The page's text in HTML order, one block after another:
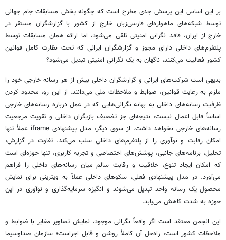
بر این اساس این پرسش جدی مطرح است که چگونه پخش مسابقات جام جهانی
توسط شبکه‌های ماهواره‌ای فارسی‌زبان خارج از کشور با گزارشگران مستقر در
خارج از ایران، فاقد نگرانی امنیتی تلقی می‌شود، اما ارائه همان مسابقات توسط
پلتفرم‌های داخلی دارای مجوز و گزارشگران ایرانی که تحت نظارت کامل قوانین
کشور فعالیت می‌کنند، ناگهان به یک نگرانی امنیتی تبدیل می‌شود؟
بدیهی است شرکت‌های ایرانی و گزارشگران داخلی بیش از هر رسانه خارجی خود را
ملزم به رعایت قوانین، ضوابط و ملاحظات ملی می‌دانند. از این رو، محدود کردن
ظرفیت رسانه‌های داخلی به بهانه نگرانی‌هایی که در عمل درباره رسانه‌های خارجی
اساساً قابل اعمال نیست، نتیجه‌ای جز تضعیف بازیگران داخلی و تقویت مرجعیت
رسانه‌های خارجی نخواهد داشت. از سوی دیگر، مدل پیشنهادی iframe عملاً تنها
امکان رقابت و نوآوری را از پلتفرم‌های داخلی سلب می‌کند. تفاوت در گزارش،
تحلیل، برنامه‌های جانبی، پوشش‌های اختصاصی و تجربه کاربری، تنها حوزه‌ای است
که امکان ایجاد تنوع، خلاقیت و رقابت سالم میان رسانه‌های داخلی را فراهم
می‌آورد. در مدل پیشنهادی فعلی، سکوهای داخلی عملاً به ویترینی برای نمایش
محصول یک رسانه واحد تبدیل می‌شوند و انگیزه سرمایه‌گذاری و نوآوری در این
حوزه به شدت کاهش می‌یابد.
این انجمن معتقد است اگر واقعاً نگرانی موجود، نمایش تصاویر مغایر با ضوابط و
ملاحظات کشور است، راه‌حل آن کاملاً روشن و قابل اجراست؛ سازمان صداوسیما